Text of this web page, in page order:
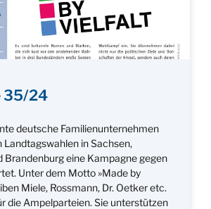
35/24
deutsche Familienunternehmen
Landtagswahlen in Sachsen,
Brandenburg eine Kampagne gegen
Unter dem Motto »Made by
Miele, Rossmann, Dr. Oetker etc.
die Ampelparteien. Sie unterstützen